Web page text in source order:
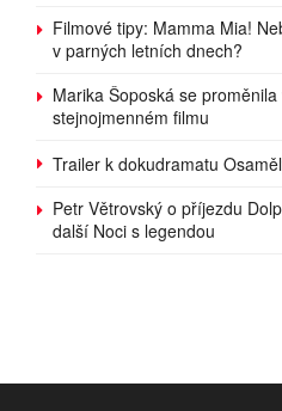
Filmové tipy: Mamma Mia!
v parných letních dnech?
Marika Šoposká se
stejnojmenném filmu
Trailer k dokudramatu
Petr Větrovský o příjezdu
další Noci s legendou